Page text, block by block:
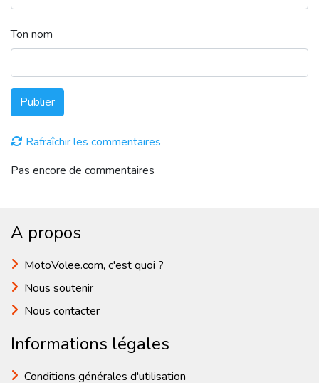
Ton nom
Publier
Rafraîchir les commentaires
Pas encore de commentaires
A propos
MotoVolee.com, c'est quoi ?
Nous soutenir
Nous contacter
Informations légales
Conditions générales d'utilisation